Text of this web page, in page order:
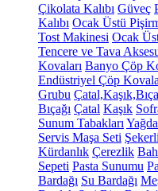
Çikolata Kalıbı Güveç
Kalıbı Ocak Üstü
Tost Makinesi Ocak
Tencere ve Tava
Kovaları Banyo Çöp
Endüstriyel Çöp
Grubu
Bıçağı Çatal Kaşık
Sunum Tabakları
Servis Maşa Seti
Kürdanlık Çerezlik
Sepeti Pasta Sunumu
Bardağı Su Bardağı